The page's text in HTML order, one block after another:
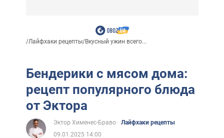
/Лайфхаки рецепты/Вкусный ужин всего...
Бендерики с мясом дома:
рецепт популярного блюда
от Эктора
Эктор Хименес-Браво
Лайфхаки рецепты
09.01.2025 14:00